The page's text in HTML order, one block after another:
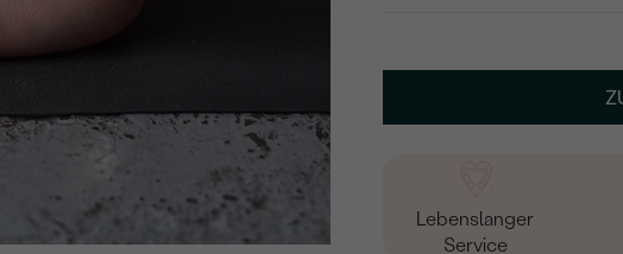
Geben Sie Initialen/Text
Lebenslanger
Service